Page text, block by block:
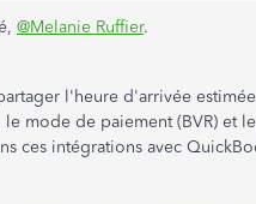
@Melanie Ruffier.
l'heure d'arrivée
mode de paiement (BVR) et
ces intégrations avec